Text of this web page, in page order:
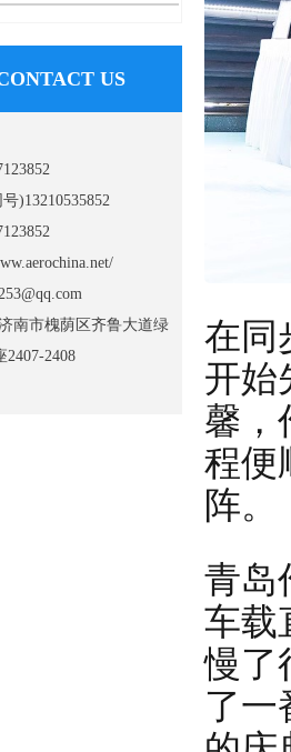
US
)13210535852
南市槐荫区齐鲁大道绿
2407-2408
在同
开始
馨，
程便
阵。
青岛
车载
慢了
了一